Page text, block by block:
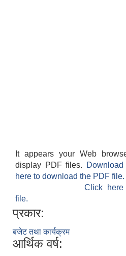
It appears your Web
display PDF files.
here to download the PDF file.
Click
file.
प्रकार:
बजेट तथा कार्यक्रम
आर्थिक वर्ष: